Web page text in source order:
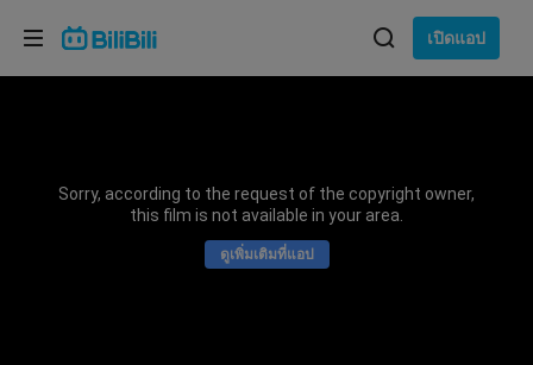
เปิดแอป
Sorry, according to the request of the copyright owner,
this film is not available in your area.
ดูเพิ่มเติมที่แอป
เลือกภาษา